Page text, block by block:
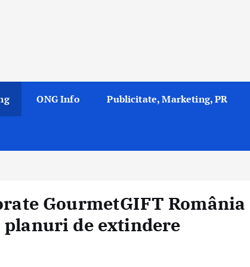
ONG Info Publicitate, Marketing, PR
GourmetGIFT România
planuri de extindere